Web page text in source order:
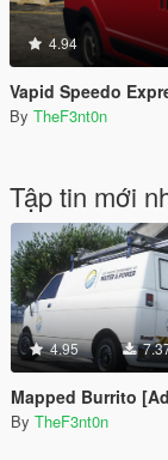
4.94
Vapid Speedo
By TheF3nt0n
Tập tin mới
4.95
Mapped Burrito [Add-On | Replace | Liveries | Template |
By TheF3nt0n